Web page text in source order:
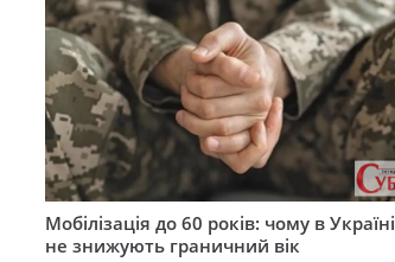
Мобілізація до 60 років: чому в Україні
не знижують граничний вік